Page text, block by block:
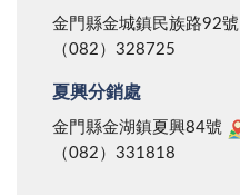
金門縣金城鎮民族路92號
（082）328725
夏興分銷處
金門縣金湖鎮夏興84號
（082）331818